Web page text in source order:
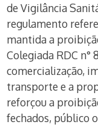
de Vigilância
regulamento
mantida a
Colegiada RDC
comercialização,
transporte e a
reforçou a
fechados, público